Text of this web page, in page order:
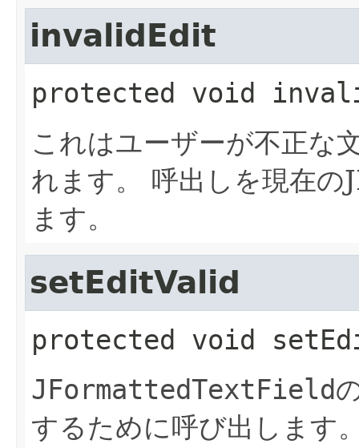
invalidEdit
protected void
これはユーザーが不正な
れます。
呼出しを現在
ます。
setEditValid
protected void
JFormattedTextField
するために呼び出します